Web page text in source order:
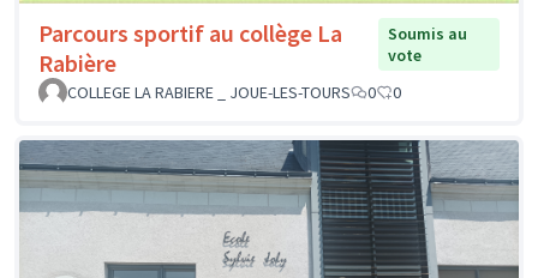
Parcours sportif au collège La
Rabière
Soumis au
vote
COLLEGE LA RABIERE _ JOUE-LES-TOURS
0 0